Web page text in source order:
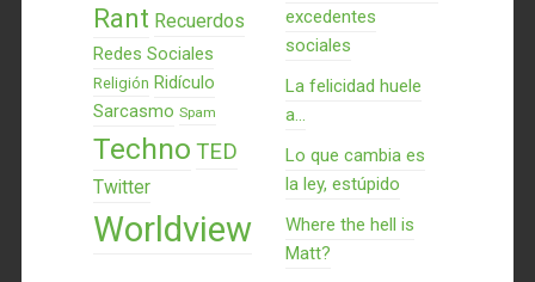
Rant Recuerdos
Redes Sociales
Religión Ridículo
Sarcasmo Spam
Techno TED
Twitter
Worldview
excedentes
sociales
La felicidad huele
a...
Lo que cambia es
la ley, estúpido
Where the hell is
Matt?